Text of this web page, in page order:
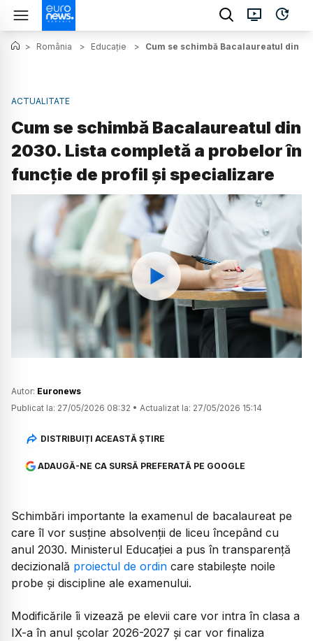
> România > Educație > Cum se schimbă Bacalaureatul din
ACTUALITATE
Cum se schimbă Bacalaureatul din
2030. Lista completă a probelor în
funcție de profil și specializare
Watch
Autor: Euronews
Publicat la: 27/05/2026 08:32 • Actualizat la: 27/05/2026 15:14
DISTRIBUIȚI ACEASTĂ ȘTIRE
ADAUGĂ-NE CA SURSĂ PREFERATĂ PE GOOGLE
Schimbări importante la examenul de bacalaureat pe
care îl vor susține absolvenții de liceu începând cu
anul 2030. Ministerul Educației a pus în transparență
decizională proiectul de ordin care stabilește noile
probe și discipline ale examenului.
Modificările îi vizează pe elevii care vor intra în clasa a
IX-a în anul școlar 2026-2027 și car vor finaliza